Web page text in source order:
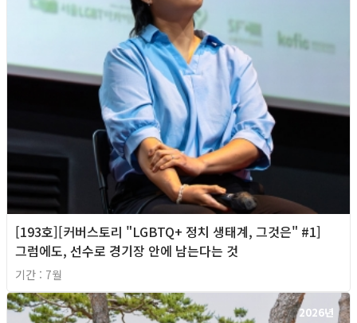
[193호][커버스토리 "LGBTQ+ 정치 생태계, 그것은" #1]
그럼에도, 선수로 경기장 안에 남는다는 것
기간 : 7월
2026년